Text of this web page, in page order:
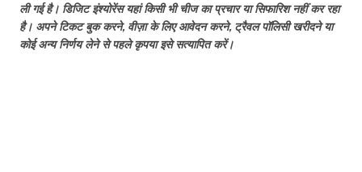
भारत से ऑस्ट्रेलिया के लिए टूरिस्ट वीजा
भारत से 9 सस्ते यूरोपीयन डेस्टिनेशन: यूरोप के बजट
फ्रेंडली देश
ली गई है। डिजिट इंश्योरेंस यहां किसी भी चीज का प्रचार या सिफारिश नहीं कर रहा
है। अपने टिकट बुक करने, वीज़ा के लिए आवेदन करने, ट्रैवल पॉलिसी खरीदने या
कोई अन्य निर्णय लेने से पहले कृपया इसे सत्यापित करें।